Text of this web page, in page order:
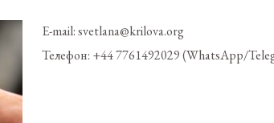
E-mail:svetlana@krilova.org
Телефон: +44 7761492029 (WhatsApp/